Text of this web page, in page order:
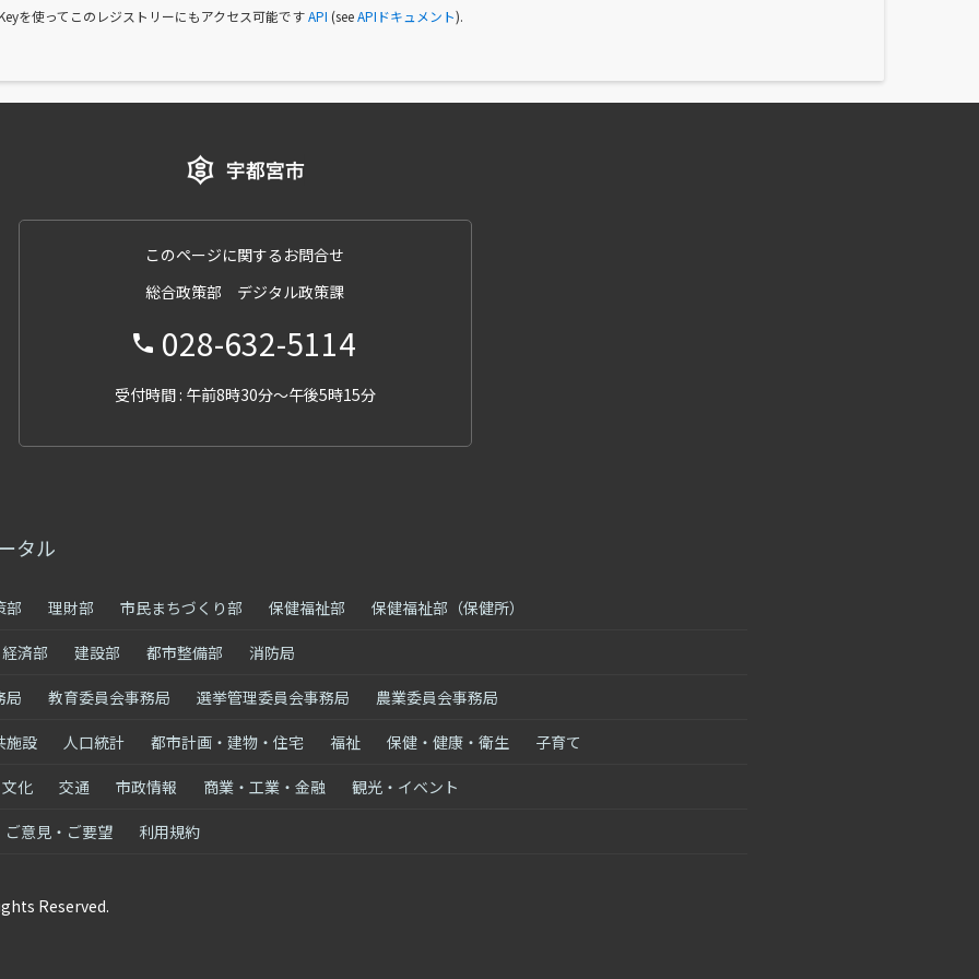
を使ってこのレジストリーにもアクセス可能ですAPI (seeAPIドキュメント).
このページに関するお問合せ
総合政策部 デジタル政策課
028-632-5114
受付時間 : 午前8時30分～午後5時15分
タル
部 理財部 市民まちづくり部 保健福祉部 保健福祉部（保健所）
経済部 建設部 都市整備部 消防局
局 教育委員会事務局 選挙管理委員会事務局 農業委員会事務局
施設 人口統計 都市計画・建物・住宅 福祉 保健・健康・衛生 子育て
化 交通 市政情報 商業・工業・金融 観光・イベント
ご意見・ご要望 利用規約
Reserved.